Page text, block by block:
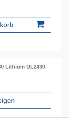
Lithium DL2430